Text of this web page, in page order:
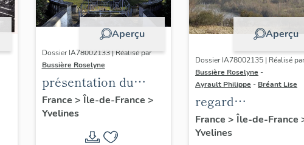
Aperçu
Dossier IA78002133 | Réalisé par
Bussière Roselyne
présentation du
diagnostic
patrimonial, urbain
et paysager de Seine-
France > Île-de-France >
Yvelines
Aperçu
Dossier IA78002135 | Réalisé par
Bussière Roselyne -
Ayrault Philippe - Bréant Lise
regard
photographique
le territoire de
France > Île-de-France
Yvelines